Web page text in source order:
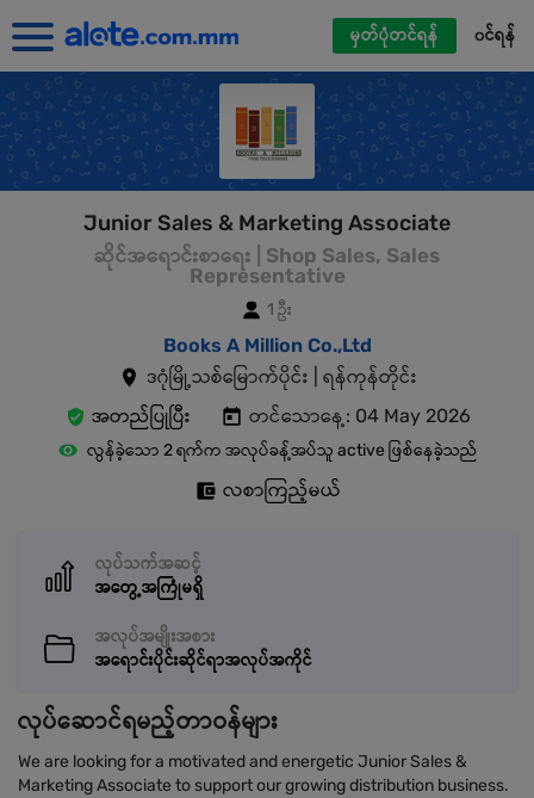
မှတ်ပုံတင်ရန် ၀င်ရန်
Junior Sales & Marketing Associate
ဆိုင်အရောင်းစာရေး | Shop Sales, Sales
Representative
1 ဦး
Books A Million Co.,Ltd
ဒဂုံမြို့သစ်မြောက်ပိုင်း | ရန်ကုန်တိုင်း
အတည်ပြုပြီး
တင်သောနေ့: 04 May 2026
လွန်ခဲ့သော 2 ရက်က အလုပ်ခန့်အပ်သူ active ဖြစ်နေခဲ့သည်
လစာကြည့်မယ်
လုပ်သက်အဆင့်
အတွေ့အကြုံမရှိ
အလုပ်အမျိုးအစား
အရောင်းပိုင်းဆိုင်ရာအလုပ်အကိုင်
လုပ်ဆောင်ရမည့်တာဝန်များ
We are looking for a motivated and energetic Junior Sales &
Marketing Associate to support our growing distribution business.